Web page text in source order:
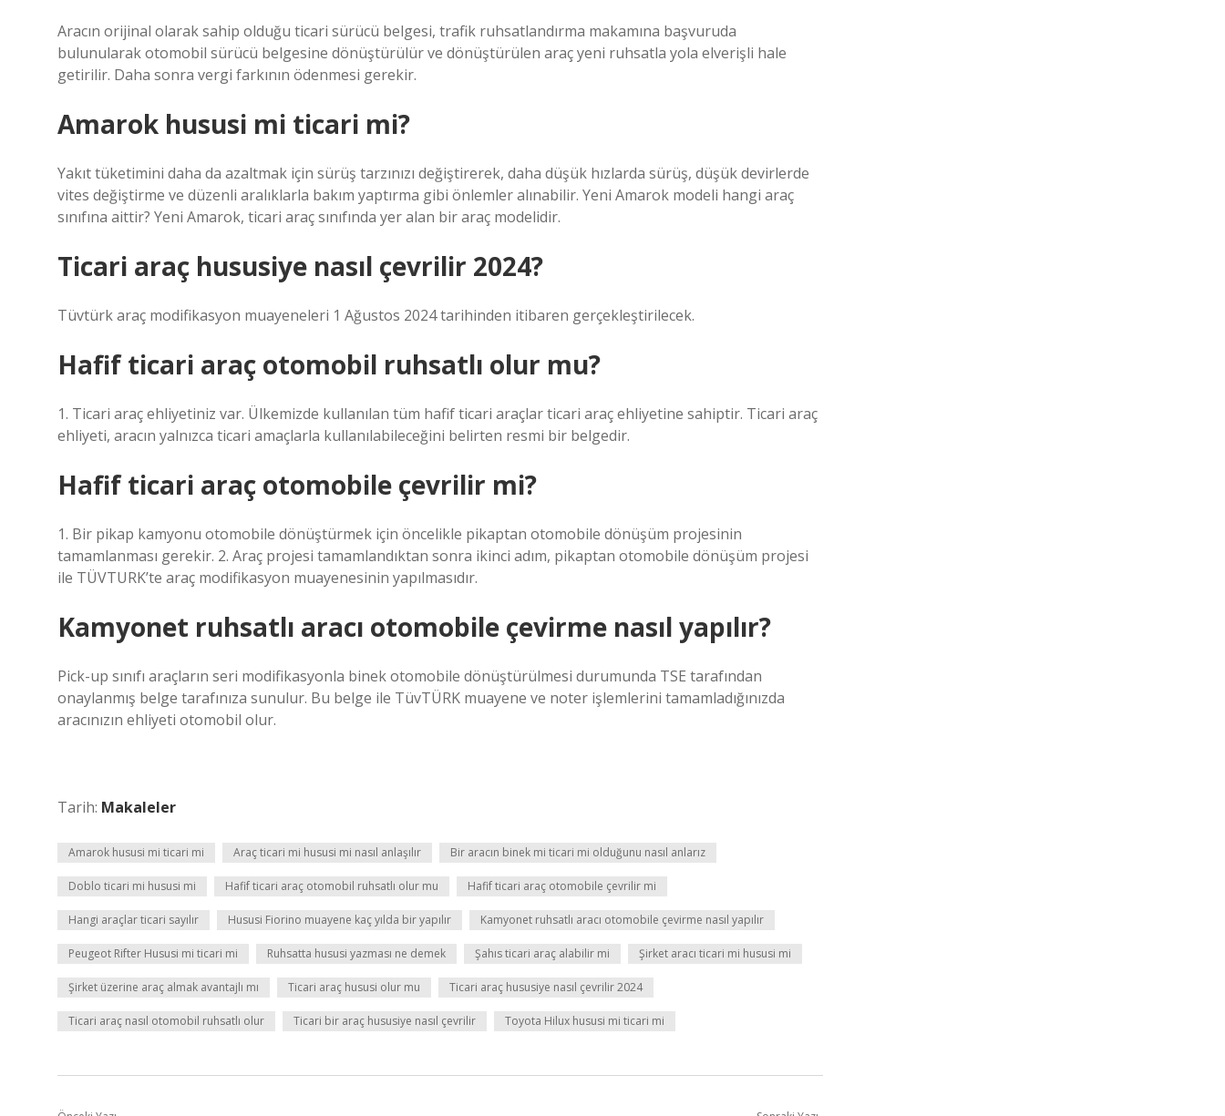
Aracın orijinal olarak sahip olduğu ticari sürücü belgesi, trafik ruhsatlandırma makamına başvuruda
bulunularak otomobil sürücü belgesine dönüştürülür ve dönüştürülen araç yeni ruhsatla yola elverişli hale
getirilir. Daha sonra vergi farkının ödenmesi gerekir.
Amarok hususi mi ticari mi?
Yakıt tüketimini daha da azaltmak için sürüş tarzınızı değiştirerek, daha düşük hızlarda sürüş, düşük devirlerde
vites değiştirme ve düzenli aralıklarla bakım yaptırma gibi önlemler alınabilir. Yeni Amarok modeli hangi araç
sınıfına aittir? Yeni Amarok, ticari araç sınıfında yer alan bir araç modelidir.
Ticari araç hususiye nasıl çevrilir 2024?
Tüvtürk araç modifikasyon muayeneleri 1 Ağustos 2024 tarihinden itibaren gerçekleştirilecek.
Hafif ticari araç otomobil ruhsatlı olur mu?
1. Ticari araç ehliyetiniz var. Ülkemizde kullanılan tüm hafif ticari araçlar ticari araç ehliyetine sahiptir. Ticari araç
ehliyeti, aracın yalnızca ticari amaçlarla kullanılabileceğini belirten resmi bir belgedir.
Hafif ticari araç otomobile çevrilir mi?
1. Bir pikap kamyonu otomobile dönüştürmek için öncelikle pikaptan otomobile dönüşüm projesinin
tamamlanması gerekir. 2. Araç projesi tamamlandıktan sonra ikinci adım, pikaptan otomobile dönüşüm projesi
ile TÜVTURK’te araç modifikasyon muayenesinin yapılmasıdır.
Kamyonet ruhsatlı aracı otomobile çevirme nasıl yapılır?
Pick-up sınıfı araçların seri modifikasyonla binek otomobile dönüştürülmesi durumunda TSE tarafından
onaylanmış belge tarafınıza sunulur. Bu belge ile TüvTÜRK muayene ve noter işlemlerini tamamladığınızda
aracınızın ehliyeti otomobil olur.
Tarih: Makaleler
Amarok hususi mi ticari mi Araç ticari mi hususi mi nasıl anlaşılır Bir aracın binek mi ticari mi olduğunu nasıl anlarız
Doblo ticari mi hususi mi Hafif ticari araç otomobil ruhsatlı olur mu Hafif ticari araç otomobile çevrilir mi
Hangi araçlar ticari sayılır Hususi Fiorino muayene kaç yılda bir yapılır Kamyonet ruhsatlı aracı otomobile çevirme nasıl yapılır
Peugeot Rifter Hususi mi ticari mi Ruhsatta hususi yazması ne demek Şahıs ticari araç alabilir mi Şirket aracı ticari mi hususi mi
Şirket üzerine araç almak avantajlı mı Ticari araç hususi olur mu Ticari araç hususiye nasıl çevrilir 2024
Ticari araç nasıl otomobil ruhsatlı olur Ticari bir araç hususiye nasıl çevrilir Toyota Hilux hususi mi ticari mi